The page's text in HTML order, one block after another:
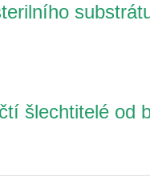
šlechtitelé od